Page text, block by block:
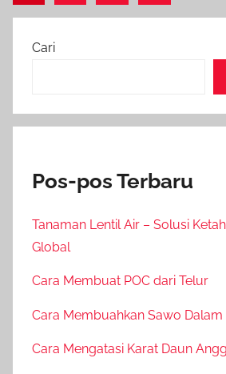
pos
Cari
Pos-pos Terbaru
Tanaman Lentil Air – Solusi
Global
Cara Membuat POC dari Telur
Cara Membuahkan Sawo Dalam
Cara Mengatasi Karat Daun